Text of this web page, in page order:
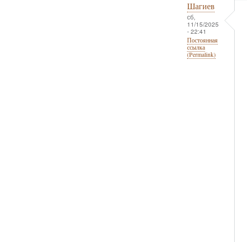
Шагиев
сб,
11/15/2025
- 22:41
Постоянная
ссылка
(Permalink)